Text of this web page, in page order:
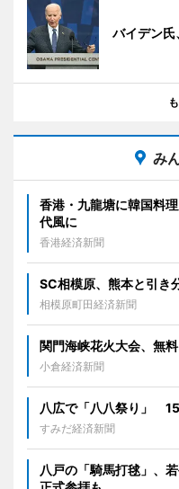
バイデン
み
香港・九龍塘に韓国料
代風に
香港経済新聞
SC相模原、熊本と引
相模原町田経済新聞
関門海峡花火大会、無
小倉経済新聞
八広で「八八祭り」
すみだ経済新聞
八戸の「騎馬打毬」、